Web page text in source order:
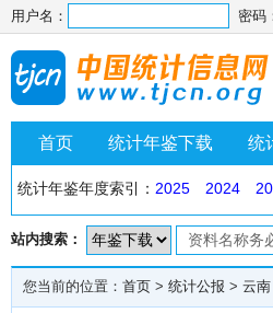
用户名： 密码
首页 统计年鉴下载 统
统计年鉴年度索引： 2025 2024
站内搜索：
您当前的位置： 首页 > 统计公报 > 云南